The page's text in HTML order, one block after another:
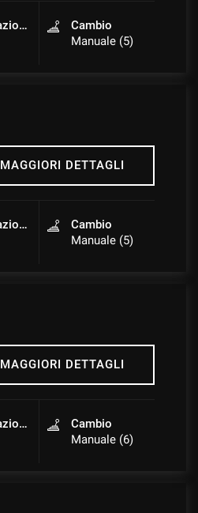
Alimentazione
Cambio
Manuale (5)
MAGGIORI DETTAGLI
Alimentazione
Cambio
Manuale (5)
MAGGIORI DETTAGLI
Alimentazione
Cambio
Manuale (6)